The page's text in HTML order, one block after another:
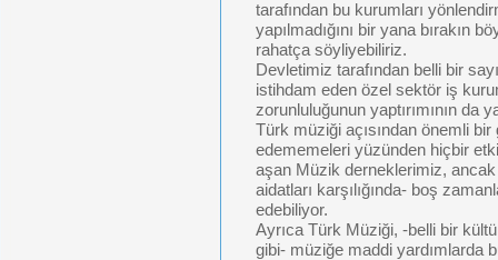
tarafından bu kurumları
yapılmadığını bir yana bırakın
rahatça söyliyebiliriz.
Devletimiz tarafından belli bir
istihdam eden özel sektör iş
zorunluluğunun yaptırımının da
Türk müziği açısından önemli
edememeleri yüzünden hiçbir
aşan Müzik derneklerimiz,
aidatları karşılığında- boş
edebiliyor.
Ayrıca Türk Müziği, -belli bir
gibi- müziğe maddi yardımlarda